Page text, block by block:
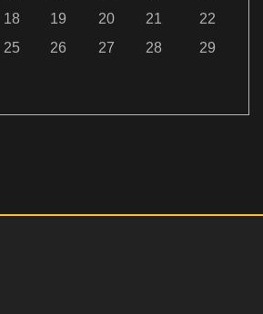
18 19 20 21
22
25 26 27 28
29